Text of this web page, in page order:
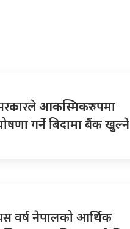
आकस्मिकरुपमा
गर्ने बिदामा बैंक खुल्ने
वर्ष नेपालको आर्थिक